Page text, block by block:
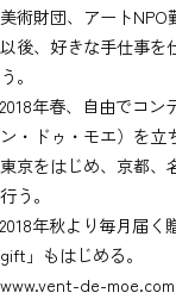
美術財団、アートNPO
以後、好きな手仕事を
う。
2018年春、自由でコ
ン・ドゥ・モエ）を立
東京をはじめ、京都、
行う。
2018年秋より毎月届
gift」もはじめる。
www.vent-de-moe.com